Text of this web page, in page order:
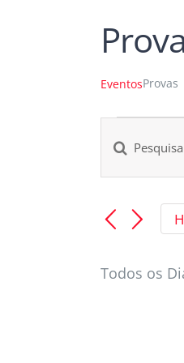
EventosProvas
e
de
Digite
chave.
Eventos
Todos os